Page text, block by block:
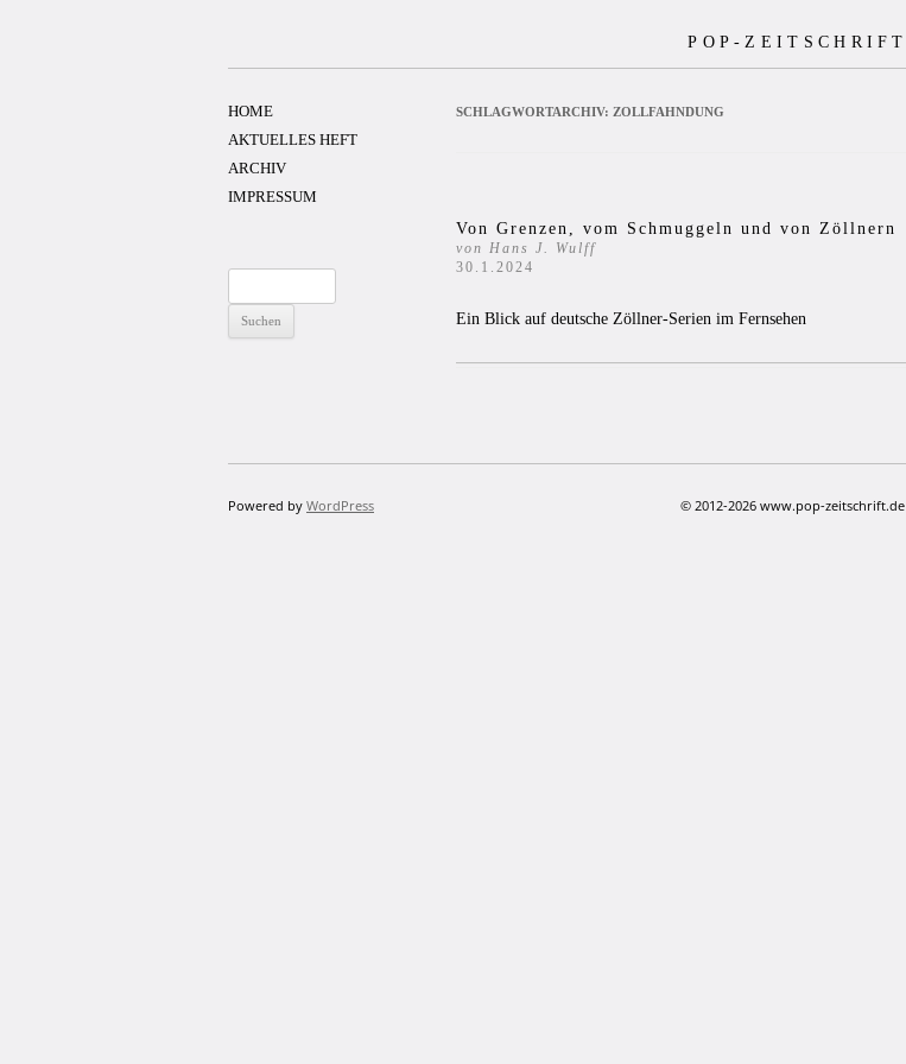
POP-ZEITSCHRIFT
SCHLAGWORTARCHIV: ZOLLFAHNDUNG
Von Grenzen, vom Schmuggeln und von Zöllnern
von Hans J. Wulff
30.1.2024
Ein Blick auf deutsche Zöllner-Serien im Fernsehen
HOME
AKTUELLES HEFT
ARCHIV
IMPRESSUM
nach:
Powered by WordPress © 2012-2026 www.pop-zeitschrift.de